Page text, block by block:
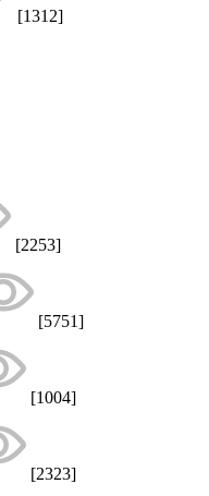
[1312]
[2253]
[5751]
[1004]
[2323]